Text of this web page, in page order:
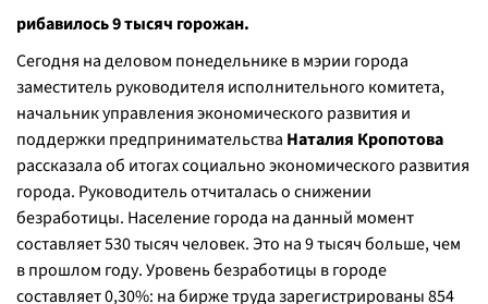
рибавилось 9 тысяч горожан.
Сегодня на деловом понедельнике в мэрии города
заместитель руководителя исполнительного комитета,
начальник управления экономического развития и
поддержки предпринимательства Наталия Кропотова
рассказала об итогах социально экономического развития
города. Руководитель отчиталась о снижении
безработицы. Население города на данный момент
составляет 530 тысяч человек. Это на 9 тысяч больше, чем
в прошлом году. Уровень безработицы в городе
составляет 0,30%: на бирже труда зарегистрированы 854